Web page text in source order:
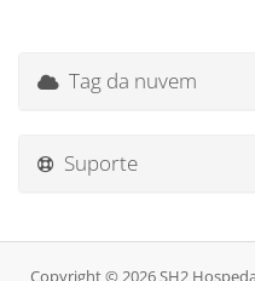
Tag da nuvem
Suporte
Copyright © 2026 SH2